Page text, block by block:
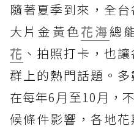
隨著夏季到來，全
大片金黃色花海總
花 、拍照打卡，也
群上的熱門話題。
在每年6月至10月，
候條件影響，各地